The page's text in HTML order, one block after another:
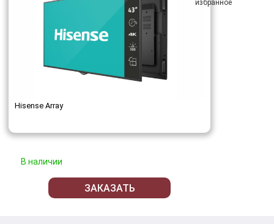
Hisense Array
В наличии
ЗАКАЗАТЬ